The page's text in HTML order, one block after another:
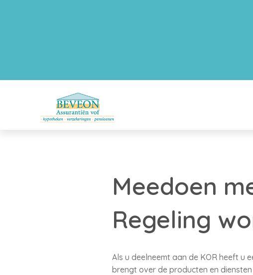
Meedoen
Regeling
Als u deelneemt aan de KOR heeft u
brengt over de producten en